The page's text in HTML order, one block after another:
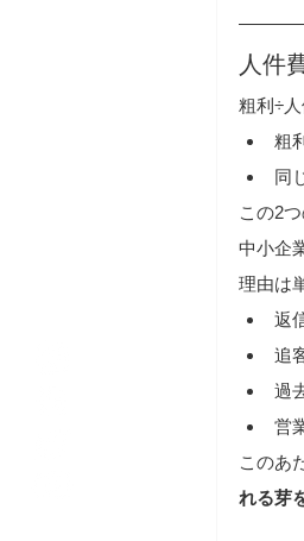
人件
粗利÷
粗
同
この2
中小企
理由は
返
追
過
営
このあ
れる芽